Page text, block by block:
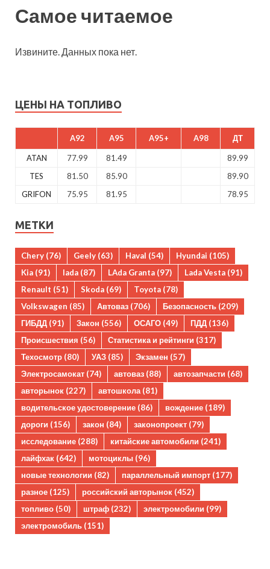
Самое читаемое
Извините. Данных пока нет.
ЦЕНЫ НА ТОПЛИВО
A92 A95 A95+ A98 ДТ
ATAN 77.99 81.49
89.99
TES
81.50 85.90
89.90
GRIFON
75.95 81.95 78.95
МЕТКИ
Chery (76) Geely (63) Haval (54) Hyundai (105)
Kia (91) lada (87) LAda Granta (97) Lada Vesta (91)
Renault (51) Skoda (69) Toyota (78)
Volkswagen (85) Автоваз (706) Безопасность (209)
ГИБДД (91) Закон (556) ОСАГО (49) ПДД (136)
Происшествия (56) Статистика и рейтинги (317)
Техосмотр (80) УАЗ (85) Экзамен (57)
Электросамокат (74) автоваз (88) автозапчасти (68)
авторынок (227) автошкола(81)
водительское удостоверение (86) вождение (189)
дороги (156) закон (84) законопроект (79)
исследование (288) китайские автомобили (241)
лайфхак (642) мотоциклы (96)
новые технологии (82) параллельный импорт (177)
разное (125) российский авторынок (452)
топливо (50) штраф (232) электромобили (99)
электромобиль (151)